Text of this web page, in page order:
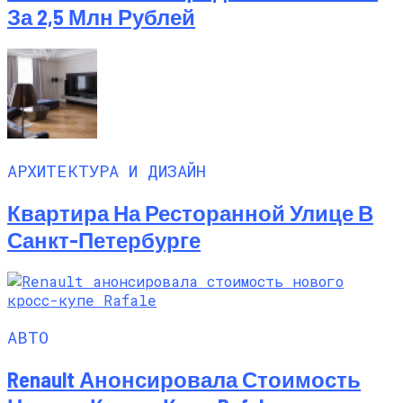
За 2,5 Млн Рублей
АРХИТЕКТУРА И ДИЗАЙН
Квартира На Ресторанной Улице В
Санкт-Петербурге
АВТО
Renault Анонсировала Стоимость